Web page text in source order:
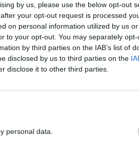
by us, please use the below opt-out
your opt-out request is processed
on personal information utilized by us
to your opt-out. You may separately
by third parties on the IAB’s list of
disclosed by us to third parties on the
disclose it to other third parties.
personal data.
Az ügyletek összértékét
is a JP Morgan áll az első
pedig az Invescom
partnerek egyike lesz a
és
a hazai piacon 2009-ben a
dollár értékű ügyletben játszottak
Lazard számított az első számú